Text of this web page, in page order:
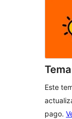
Este
pago.